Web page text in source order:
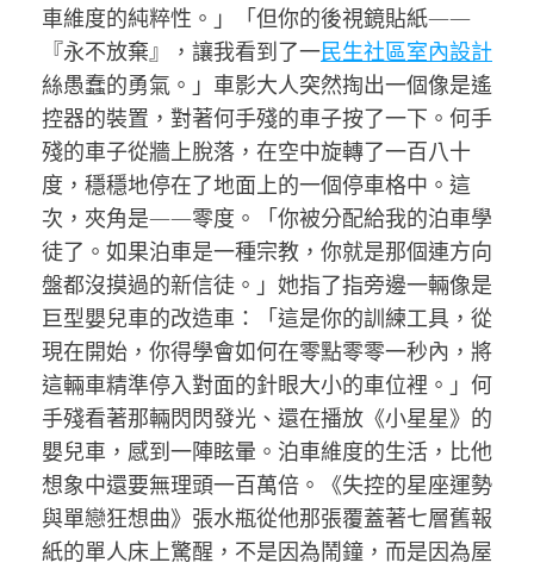
車維度的純粹性。」「但你的後視鏡貼紙——
『永不放棄』，讓我看到了一民生社區室內設計
絲愚蠢的勇氣。」車影大人突然掏出一個像是遙
控器的裝置，對著何手殘的車子按了一下。何手
殘的車子從牆上脫落，在空中旋轉了一百八十
度，穩穩地停在了地面上的一個停車格中。這
次，夾角是——零度。「你被分配給我的泊車學
徒了。如果泊車是一種宗教，你就是那個連方向
盤都沒摸過的新信徒。」她指了指旁邊一輛像是
巨型嬰兒車的改造車：「這是你的訓練工具，從
現在開始，你得學會如何在零點零零一秒內，將
這輛車精準停入對面的針眼大小的車位裡。」何
手殘看著那輛閃閃發光、還在播放《小星星》的
嬰兒車，感到一陣眩暈。泊車維度的生活，比他
想象中還要無理頭一百萬倍。《失控的星座運勢
與單戀狂想曲》張水瓶從他那張覆蓋著七層舊報
紙的單人床上驚醒，不是因為鬧鐘，而是因為屋